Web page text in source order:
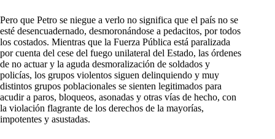
Pero que Petro se niegue a verlo no significa que el país no se
esté desencuadernado, desmoronándose a pedacitos, por todos
los costados. Mientras que la Fuerza Pública está paralizada
por cuenta del cese del fuego unilateral del Estado, las órdenes
de no actuar y la aguda desmoralización de soldados y
policías, los grupos violentos siguen delinquiendo y muy
distintos grupos poblacionales se sienten legitimados para
acudir a paros, bloqueos, asonadas y otras vías de hecho, con
la violación flagrante de los derechos de la mayorías,
impotentes y asustadas.